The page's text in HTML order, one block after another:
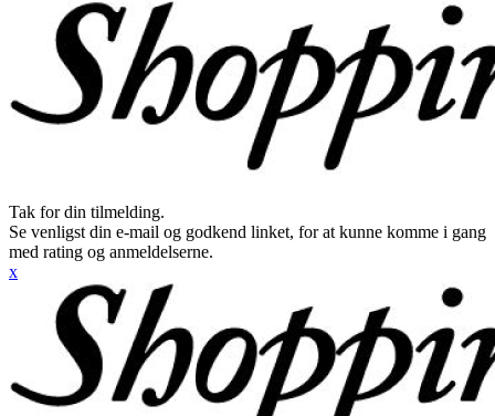
Tak for din tilmelding.
Se venligst din e-mail og godkend linket, for at kunne komme i gang
med rating og anmeldelserne.
x